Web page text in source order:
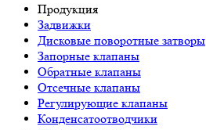
Продукция
Задвижки
Дисковые поворотные затворы
Запорные клапаны
Обратные клапаны
Отсечные клапаны
Регулирующие клапаны
Конденсатоотводчики